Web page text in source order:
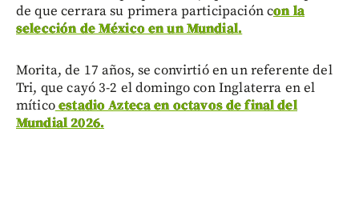
de que cerrara su primera participación con la
selección de México en un Mundial.
Morita, de 17 años, se convirtió en un referente del
Tri, que cayó 3-2 el domingo con Inglaterra en el
míticoestadio Azteca en octavos de final del
Mundial 2026.